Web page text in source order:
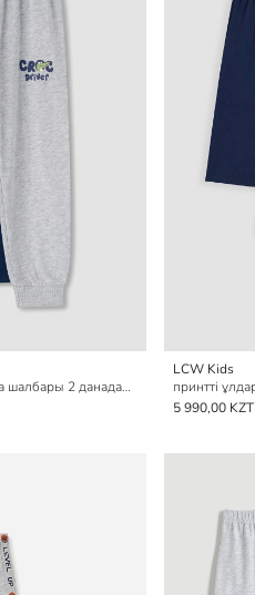
принтті ұлдарға арналған пижама шалбары 2 данадан тұратын қаптама
LCW Kids
5 990,00 KZT